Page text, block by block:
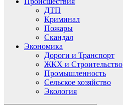
ДТП
Криминал
Пожары
Скандал
Экономика
Дороги и Транспорт
ЖКХ и Строительство
Промышленность
Сельское хозяйство
Экология